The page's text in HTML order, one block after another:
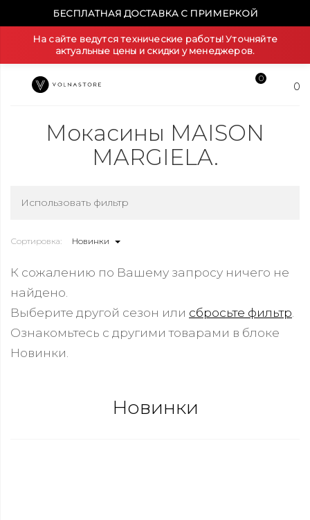
БЕСПЛАТНАЯ ДОСТАВКА С ПРИМЕРКОЙ
На сайте ведутся технические работы! Уточняйте
актуальные цены и скидки у менеджеров.
0
0
Мокасины MAISON
MARGIELA.
Использовать фильтр
Сортировка: Новинки
К сожалению по Вашему запросу ничего не
найдено.
Выберите другой сезон или сбросьте фильтр
Ознакомьтесь с другими товарами в блоке
Новинки.
Новинки